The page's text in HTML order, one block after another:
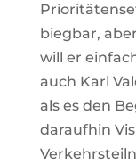
biegbar,
will er
auch Karl
als es den
daraufhin